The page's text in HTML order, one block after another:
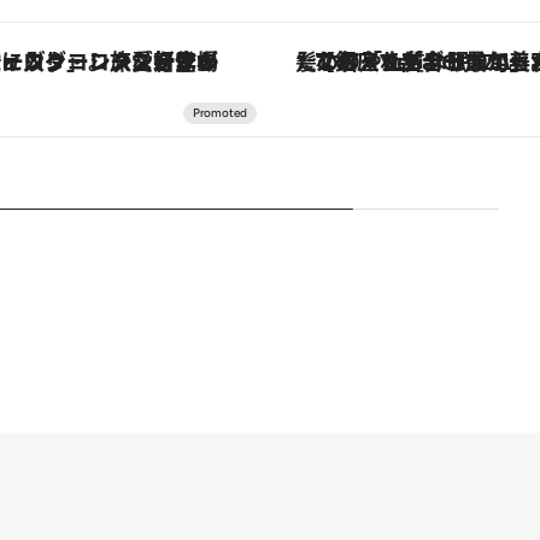
【銀座で出合う最旬美容】美髪ケアや上質な眠り…セルフケアのアップデートから、特別な名入れギフトまで。大人のための「ReFa GINZA」クルーズ 「星のや富士」でデジタルデトックス。冨士信仰の歴史